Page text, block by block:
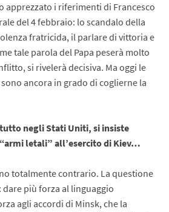
apprezzato i riferimenti di Francesco
del 4 febbraio: lo scandalo della
fratricida, il parlare di vittoria e
tale parola del Papa peserà molto
si rivelerà decisiva. Ma oggi le
ancora in grado di coglierne la
negli Stati Uniti, si insiste
letali” all’esercito di Kiev…
totalmente contrario. La questione
dare più forza al linguaggio
agli accordi di Minsk, che la